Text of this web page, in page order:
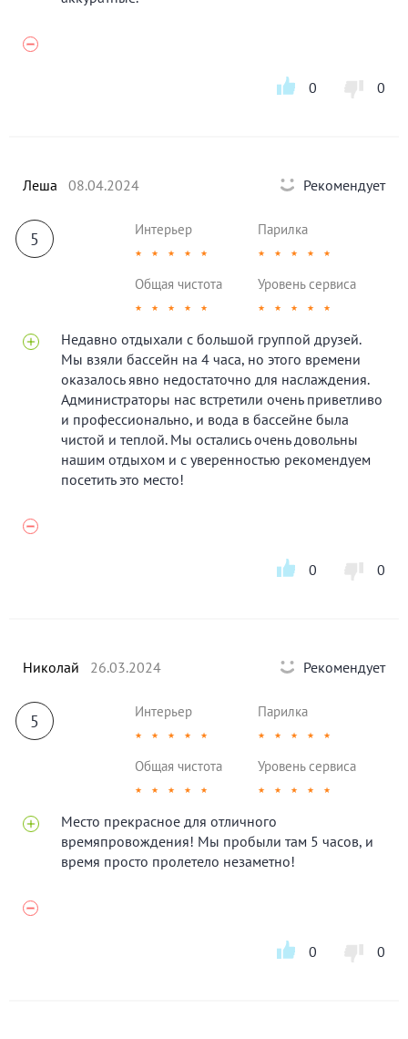
0 0
Леша 08.04.2024 Рекомендует
5 Интерьер
★ ★ ★ ★ ★
Парилка
★ ★ ★ ★ ★
Общая чистота
★ ★ ★ ★ ★
Уровень сервиса
★ ★ ★ ★ ★
Недавно отдыхали с большой группой друзей.
Мы взяли бассейн на 4 часа, но этого времени
оказалось явно недостаточно для наслаждения.
Администраторы нас встретили очень приветливо
и профессионально, и вода в бассейне была
чистой и теплой. Мы остались очень довольны
нашим отдыхом и с уверенностью рекомендуем
посетить это место!
0 0
Николай 26.03.2024 Рекомендует
5 Интерьер
★ ★ ★ ★ ★
Парилка
★ ★ ★ ★ ★
Общая чистота
★ ★ ★ ★ ★
Уровень сервиса
★ ★ ★ ★ ★
Место прекрасное для отличного
времяпровождения! Мы пробыли там 5 часов, и
время просто пролетело незаметно!
0 0